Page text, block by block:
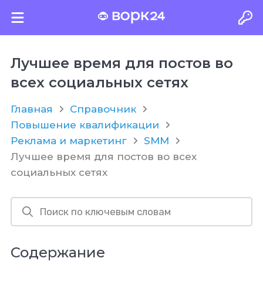
Лучшее время для постов во
всех социальных сетях
Главная
Справочник
Повышение квалификации
Реклама и маркетинг
SMM
Лучшее время для постов во всех
социальных сетях
Содержание